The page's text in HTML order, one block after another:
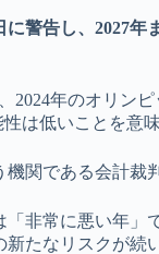
警告し、2027年
2024年のオリン
は低いことを意味
関である会計裁
非常に悪い年」
たなリスクが続